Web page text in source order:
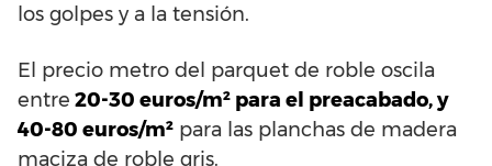
los golpes y a la tensión.
El precio metro del parquet de roble oscila
entre 20-30 euros/m² para el preacabado, y
40-80 euros/m² para las planchas de madera
maciza de roble gris.